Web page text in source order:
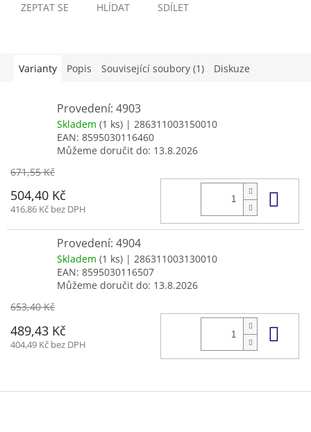
ZEPTAT SE HLÍDAT SDÍLET
Varianty Popis Související soubory (1) Diskuze
Provedení: 4903
Skladem (1 ks) | 286311003150010
EAN: 8595030116460
Můžeme doručit do: 13.8.2026
671,55 Kč
504,40 Kč
416,86 Kč bez DPH
Provedení: 4904
Skladem (1 ks) | 286311003130010
EAN: 8595030116507
Můžeme doručit do: 13.8.2026
653,40 Kč
489,43 Kč
404,49 Kč bez DPH
Z